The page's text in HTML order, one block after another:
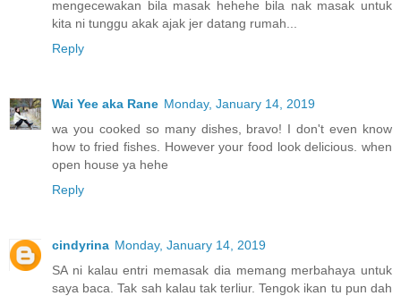
mengecewakan bila masak hehehe bila nak masak untuk
kita ni tunggu akak ajak jer datang rumah...
Reply
Wai Yee aka Rane Monday, January 14, 2019
wa you cooked so many dishes, bravo! I don't even know
how to fried fishes. However your food look delicious. when
open house ya hehe
Reply
cindyrina Monday, January 14, 2019
SA ni kalau entri memasak dia memang merbahaya untuk
saya baca. Tak sah kalau tak terliur. Tengok ikan tu pun dah